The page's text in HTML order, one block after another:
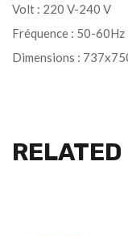
Volt : 220 V-240 V
Fréquence : 50-60Hz
Dimensions :